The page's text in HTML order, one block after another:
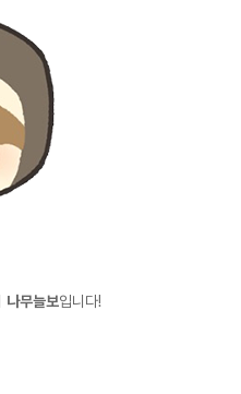
나무늘보입니다!